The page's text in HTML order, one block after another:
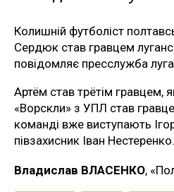
Колишній футболіст
Сердюк став гравцем
повідомляє пресслужба
Артём став трётім гравцем,
«Ворскли» з УПЛ став
команді вже виступають
півзахисник Іван Нестеренко.
Владислав ВЛАСЕНКО,